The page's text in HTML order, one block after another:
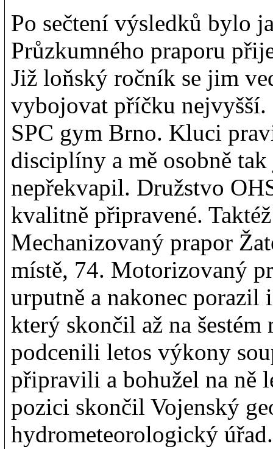
Po sečtení výsledků bylo
Průzkumného praporu
Již loňský ročník se jim
vybojovat příčku
SPC gym Brno. Kluci
disciplíny a mě osobně
nepřekvapil. Družstvo
kvalitně připravené.
Mechanizovaný prapor
místě, 74. Motorizovaný
urputně a nakonec porazil
který skončil až na
podcenili letos výkony
připravili a bohužel na ně
pozici skončil Vojenský
hydrometeorologický